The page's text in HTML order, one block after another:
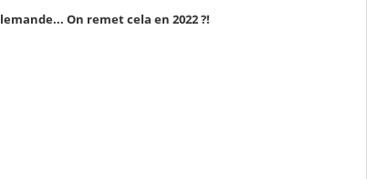
On remet cela en 2022 ?!